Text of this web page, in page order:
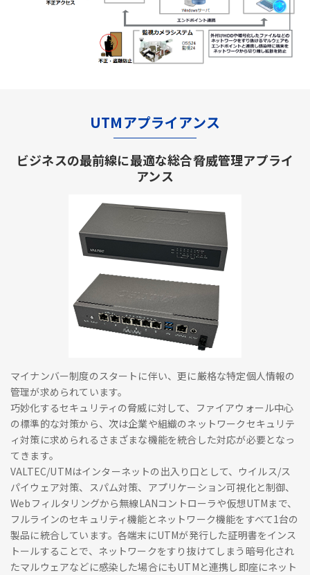
UTMアプライアンス
ビジネスの最前線に最適な総合脅威管理アプライ
アンス
マイナンバー制度のスタートに伴い、更に厳格な特定個人情報の
管理が求められています。
巧妙化するセキュリティの脅威に対して、ファイアウォール中心
の標準的な対策から、次は企業や組織のネットワークセキュリテ
ィ対策に求められるさまざまな機能を統合した対応が必要となっ
てきます。
VALTEC/UTMはインターネットの出入り口として、ウイルス/ス
パイウェア対策、スパム対策、アプリケーション可視化と制御、
Webフィルタリングから無線LANコントローラや仮想UTMまで、
フルラインのセキュリティ機能とネットワーク機能をすべて1台の
製品に統合しています。各端末にUTMが発行した証明書をインス
トールすることで、ネットワークをすり抜けてしまう暗号化され
たマルウェアなどに感染した場合にもUTMと連携し即座にネット